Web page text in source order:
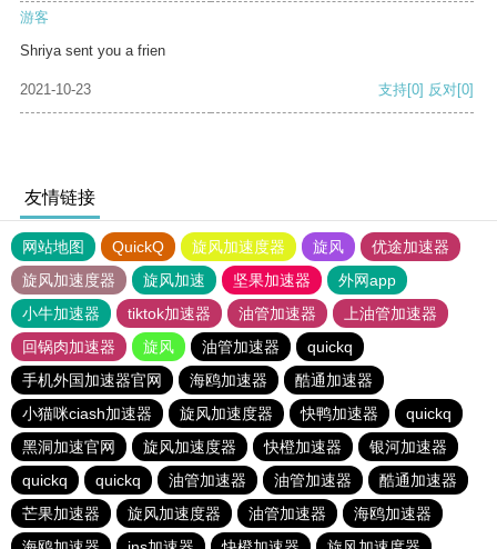
游客
Shriya sent you a frien
2021-10-23 支持[0] 反对[0]
友情链接
网站地图 QuickQ 旋风加速度器 旋风
优途加速器
旋风加速度器
旋风加速 坚果加速器
外网app
小牛加速器
tiktok加速器 油管加速器
上油管加速器
回锅肉加速器
旋风 油管加速器
quickq
手机外国加速器官网
海鸥加速器
酷通加速器
小猫咪ciash加速器
旋风加速度器 快鸭加速器
quickq
黑洞加速官网
旋风加速度器 快橙加速器
银河加速器
quickq
quickq 油管加速器 油管加速器
酷通加速器
芒果加速器
旋风加速度器 油管加速器
海鸥加速器